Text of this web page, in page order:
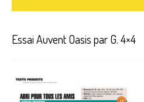
Essai Auvent Oasis par G. 4×4